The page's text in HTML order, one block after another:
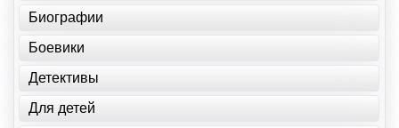
Биографии
Боевики
Детективы
Для детей